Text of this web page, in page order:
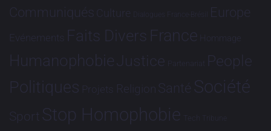
Communiqués Culture Dialogues France-Brésil Europe
Evénements Faits Divers France Hommage
HumanophobieJustice Partenariat People
Politiques Projets Religion Santé Société
Sport Stop Homophobie Tech Tribune